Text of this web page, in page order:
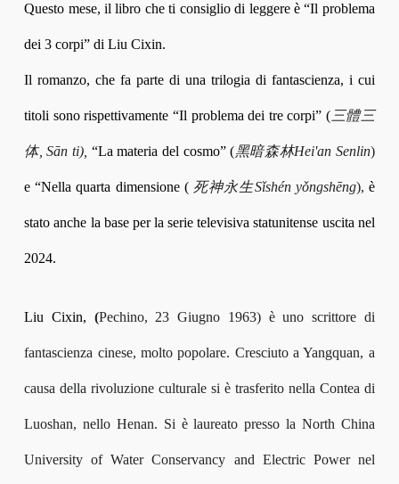
Questo mese, il libro che ti consiglio di leggere è “Il problema
dei 3 corpi” di Liu Cixin.
Il romanzo, che fa parte di una trilogia di fantascienza, i cui
titoli sono rispettivamente “Il problema dei tre corpi” ( 三體三
体, Sān ti), “La materia del cosmo” (黑暗森林Hei'an Senlin)
e “Nella quarta dimensione ( 死神永生Sǐshén yǒngshēng), è
stato anche la base per la serie televisiva statunitense uscita nel
2024.
Liu Cixin, (Pechino, 23 Giugno 1963) è uno scrittore di
fantascienza cinese, molto popolare. Cresciuto a Yangquan, a
causa della rivoluzione culturale si è trasferito nella Contea di
Luoshan, nello Henan. Si è laureato presso la North China
University of Water Conservancy and Electric Power nel